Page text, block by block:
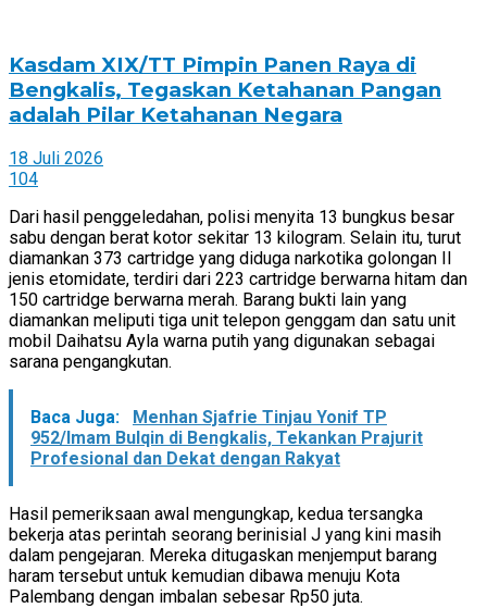
Kasdam XIX/TT Pimpin Panen Raya di
Bengkalis, Tegaskan Ketahanan Pangan
adalah Pilar Ketahanan Negara
18 Juli 2026
104
Dari hasil penggeledahan, polisi menyita 13 bungkus besar
sabu dengan berat kotor sekitar 13 kilogram. Selain itu, turut
diamankan 373 cartridge yang diduga narkotika golongan II
jenis etomidate, terdiri dari 223 cartridge berwarna hitam dan
150 cartridge berwarna merah. Barang bukti lain yang
diamankan meliputi tiga unit telepon genggam dan satu unit
mobil Daihatsu Ayla warna putih yang digunakan sebagai
sarana pengangkutan.
Baca Juga:
Menhan Sjafrie Tinjau Yonif TP
952/Imam Bulqin di Bengkalis, Tekankan Prajurit
Profesional dan Dekat dengan Rakyat
Hasil pemeriksaan awal mengungkap, kedua tersangka
bekerja atas perintah seorang berinisial J yang kini masih
dalam pengejaran. Mereka ditugaskan menjemput barang
haram tersebut untuk kemudian dibawa menuju Kota
Palembang dengan imbalan sebesar Rp50 juta.